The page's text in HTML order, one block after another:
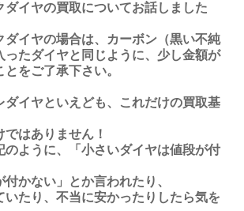
ダイヤの買取についてお話しました
ダイヤの場合は、カーボン（黒い不純
ったダイヤと同じように、少し金額が
をご了承下さい。
ダイヤといえども、これだけの買取基
ではありません！
のように、「小さいダイヤは値段が付
付かない」とか言われたり、
いたり、不当に安かったりしたら気を